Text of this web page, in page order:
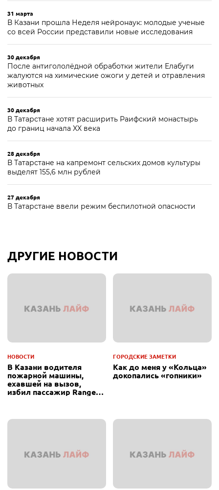
31 марта
В Казани прошла Неделя нейронаук: молодые ученые
со всей России представили новые исследования
30 декабря
После антигололёдной обработки жители Елабуги
жалуются на химические ожоги у детей и отравления
животных
30 декабря
В Татарстане хотят расширить Раифский монастырь
до границ начала XX века
28 декабря
В Татарстане на капремонт сельских домов культуры
выделят 155,6 млн рублей
27 декабря
В Татарстане ввели режим беспилотной опасности
ДРУГИЕ НОВОСТИ
НОВОСТИ
В Казани водителя
пожарной машины,
ехавшей на вызов,
избил пассажир Range
ГОРОДСКИЕ ЗАМЕТКИ
Как до меня у «Кольца»
докопались «гопники»